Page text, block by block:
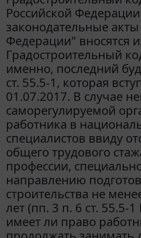
Российской
законодательные
Федерации" вносятся
Градостроительный
именно, последний
ст. 55.5-1, которая
01.07.2017. В случае
саморегулируемой
работника в
специалистов ввиду
общего трудового
профессии,
направлению
строительства не
лет (пп. 3 п. 6 ст. 55.5-
имеет ли право